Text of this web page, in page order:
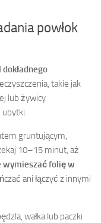
powłok
dokładnego
takie jak
lub żywicy
gruntującym,
10–15 minut, aż
wymieszać folię w
ani łączyć z innymi
wałka lub paczki